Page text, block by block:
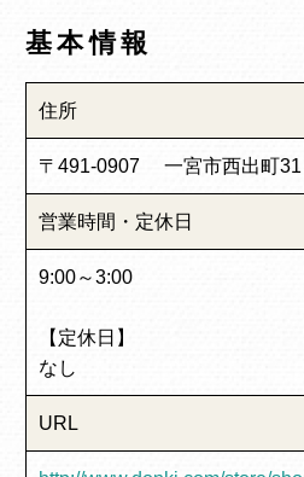
基本情報
住所
〒491-0907 一宮市西出町31
営業時間・定休日
9:00～3:00
【定休日】
なし
URL